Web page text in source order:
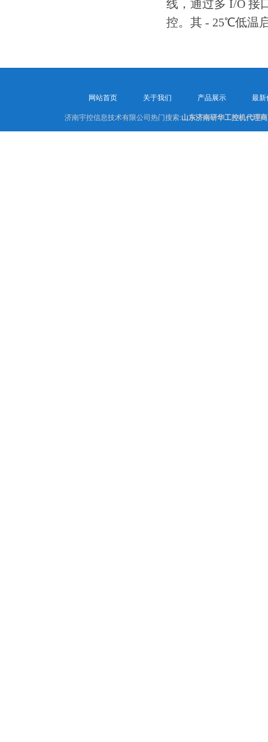
线，通过多 I/O 接
控。其 - 25℃低温
网站首页 关于我们 产品展示 最新
济南宇控信息技术有限公司热门搜索:山东济南研华工控机代理